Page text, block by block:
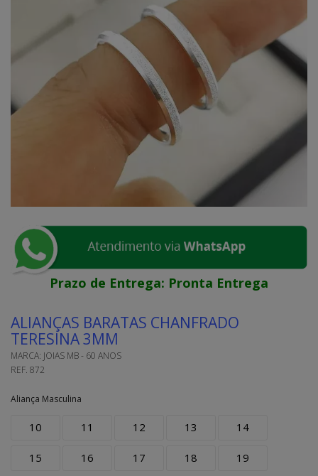
Prazo de Entrega: Pronta Entrega
ALIANÇAS BARATAS CHANFRADO
TERESINA 3MM
MARCA: JOIAS MB - 60 ANOS
REF. 872
Aliança Masculina
10 11 12 13 14
15 16 17 18 19